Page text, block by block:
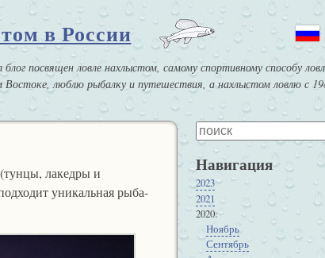
в России
посвящен ловле нахлыстом, самому спортивному способу
люблю рыбалку и путешествия, а нахлыстом ловлю с
лакедры и
уникальная рыба-
Навигация
2023
2021
2020
Ноябрь
Сентябрь